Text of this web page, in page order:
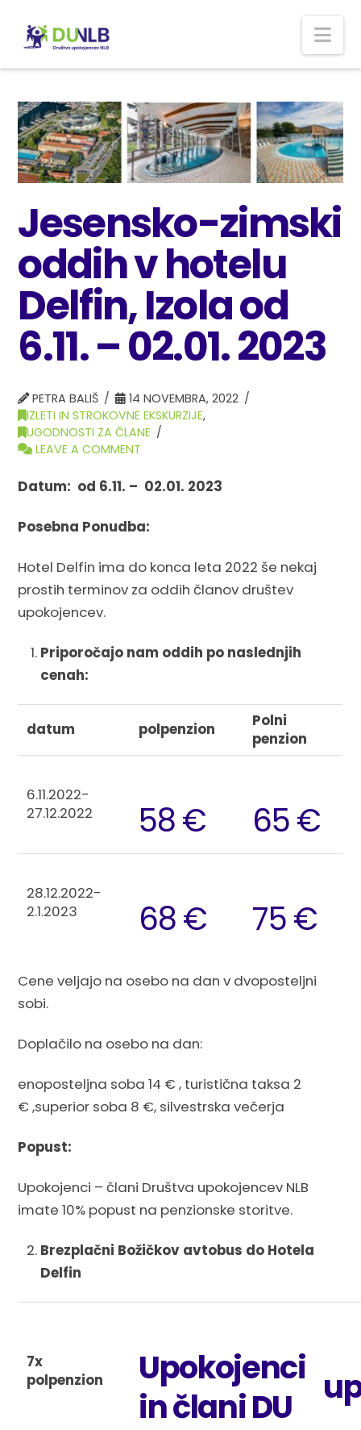
Jesensko-zimski
oddih v hotelu
Delfin, Izola od
6.11. – 02.01. 2023
PETRA BALIŠ
14 NOVEMBRA, 2022
IZLETI IN STROKOVNE EKSKURZIJE,
UGODNOSTI ZA ČLANE
LEAVE A COMMENT
Datum: od 6.11. – 02.01. 2023
Posebna Ponudba:
Hotel Delfin ima do konca leta 2022 še nekaj
prostih terminov za oddih članov društev
upokojencev.
Priporočajo nam oddih po naslednjih
cenah:
datum polpenzion
Polni
penzion
6.11.2022-
27.12.2022
58 € 65 €
28.12.2022-
2.1.2023
68 € 75 €
Cene veljajo na osebo na dan v dvoposteljni
sobi.
Doplačilo na osebo na dan:
enoposteljna soba 14 € , turistična taksa 2
€ ,superior soba 8 €, silvestrska večerja
Popust:
Upokojenci – člani Društva upokojencev NLB
imate 10% popust na penzionske storitve.
Brezplačni Božičkov avtobus do Hotela
Delfin
7x
polpenzion
Upokojenci
in člani DU